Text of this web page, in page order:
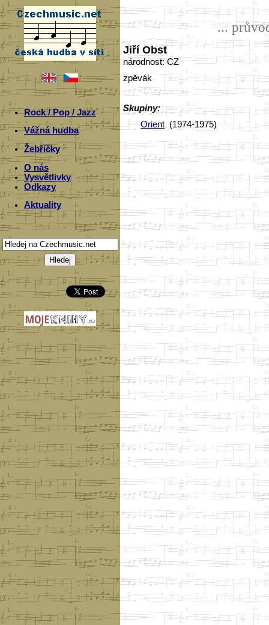
Rock / Pop / Jazz
Vážná hudba
Žebříčky
O nás
Vysvětlivky
Odkazy
Aktuality
...
Jiří Obst
národnost: CZ
zpěvák
Skupiny:
Orient(1974-1975)